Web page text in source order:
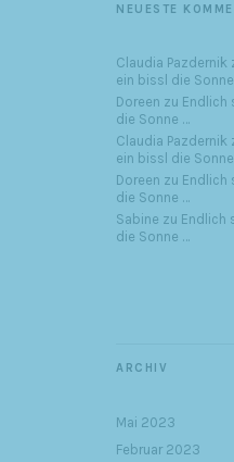
NEUESTE
Claudia Pazdernik
ein bissl die
Doreen zu Endlich
die Sonne …
Claudia Pazdernik
ein bissl die
Doreen zu Endlich
die Sonne …
Sabine zu Endlich
die Sonne …
ARCHIV
Mai 2023
Februar 2023